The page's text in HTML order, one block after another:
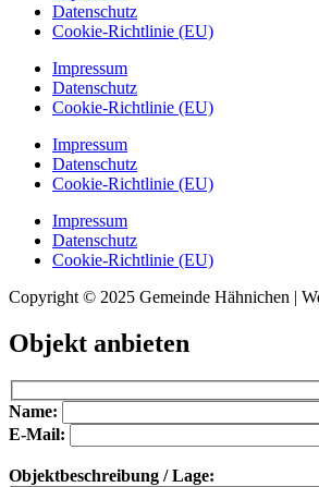
Datenschutz
Cookie-Richtlinie (EU)
Impressum
Datenschutz
Cookie-Richtlinie (EU)
Impressum
Datenschutz
Cookie-Richtlinie (EU)
Impressum
Datenschutz
Cookie-Richtlinie (EU)
Copyright © 2025 Gemeinde Hähnichen |
Objekt anbieten
Bitte lasse dieses Feld leer.
Bitte lasse dieses Feld leer.
Name:
E-Mail:
Objektbeschreibung / Lage: